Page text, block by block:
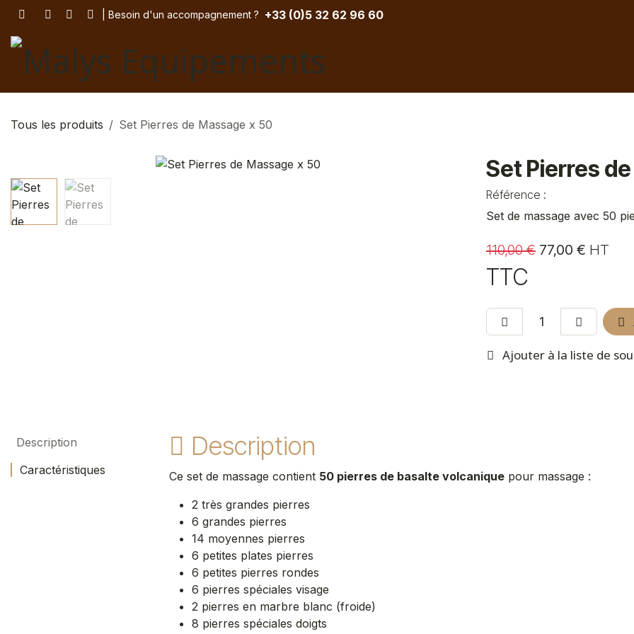
Se rendre au contenu| Besoin d'un accompagnement ? ​ +33 (0)5 32 62 96 60
Tous les produits Set Pierres de Massage x 50
Set Pierres
Référence :
Set de massage avec 50
110,00€ 77,00 € HT
TTC
Ajouter à la liste de
Description
Caractéristiques
Description
Ce set de massage contient 50 pierres de basalte volcanique pour massage :
2 très grandes pierres
6 grandes pierres
14 moyennes pierres
6 petites plates pierres
6 petites pierres rondes
6 pierres spéciales visage
2 pierres en marbre blanc (froide)
8 pierres spéciales doigts